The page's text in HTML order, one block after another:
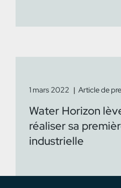
1 mars 2022 Article de
Water Horizon
réaliser sa
industrielle